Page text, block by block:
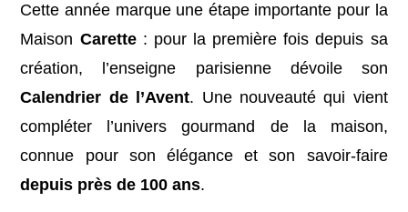
Cette année marque une étape importante pour la
Maison Carette: pour la première fois depuis sa
création, l’enseigne parisienne dévoile son
Calendrier de l’Avent. Une nouveauté qui vient
compléter l’univers gourmand de la maison,
connue pour son élégance et son savoir-faire
depuis près de 100 ans.